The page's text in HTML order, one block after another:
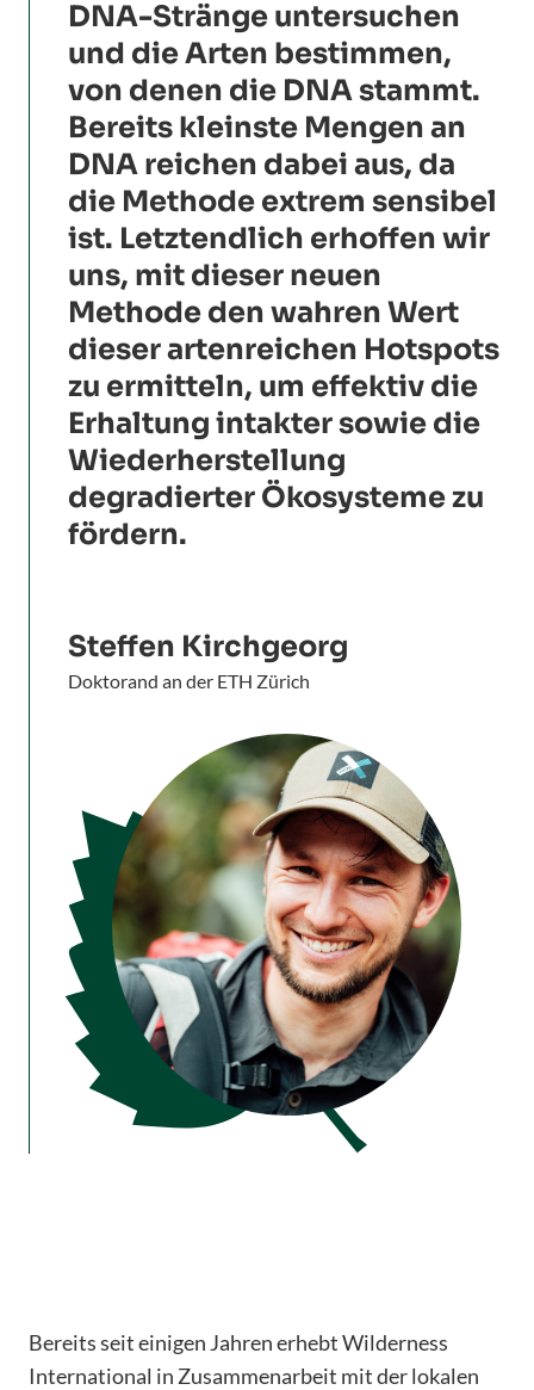
DNA-Stränge untersuchen
und die Arten bestimmen,
von denen die DNA stammt.
Bereits kleinste Mengen an
DNA reichen dabei aus, da
die Methode extrem sensibel
ist. Letztendlich erhoffen wir
uns, mit dieser neuen
Methode den wahren Wert
dieser artenreichen Hotspots
zu ermitteln, um effektiv die
Erhaltung intakter sowie die
Wiederherstellung
degradierter Ökosysteme zu
fördern.
Steffen Kirchgeorg
Doktorand an der ETH Zürich
Bereits seit einigen Jahren erhebt Wilderness
International in Zusammenarbeit mit der lokalen